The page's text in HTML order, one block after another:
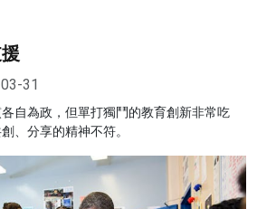
31
自為政，但單打獨鬥的教育創新非常吃
、分享的精神不符。